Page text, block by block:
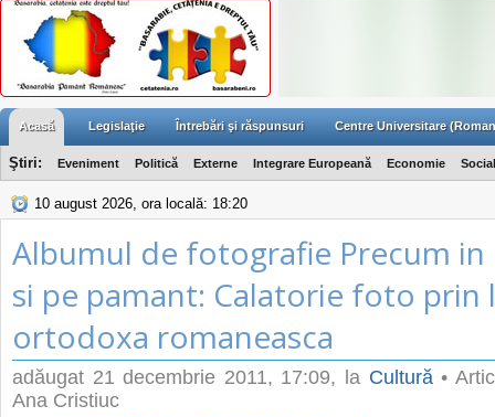
Acasă Legislaţie Întrebări şi răspunsuri Centre Universitare
Ştiri: Eveniment Politică Externe Integrare Europeană Economie Social
10 august 2026, ora locală: 18:20
Albumul de fotografie Precum in
si pe pamant: Calatorie foto prin
ortodoxa romaneasca
adăugat 21 decembrie 2011, 17:09, la Cultură•
Ana Cristiuc